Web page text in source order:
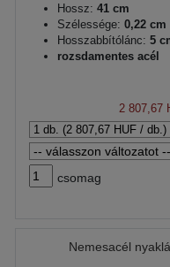
Hossz: 41 cm
Szélessége: 0,22 cm
Hosszabbítólánc: 5
rozsdamentes acél
2 807,67
csomag
Nemesacél